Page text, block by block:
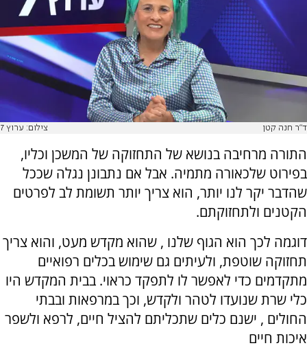
ד"ר חנה קטן צילום: ערוץ 7
התורה מרחיבה בנושא של התחזוקה של המשכן וכליו,
בפירוט שלכאורה מתמיה. אבל אם נתבונן נגלה שככל
שהדבר יקר לנו יותר, הוא צריך יותר תשומת לב לפרטים
הקטנים ולתחזוקתם.
דוגמה לכך הוא הגוף שלנו , שהוא מקדש מעט, והוא צריך
תחזוקה שוטפת, ולעיתים גם שימוש בכלים רפואיים
מתקדמים כדי לאפשר לו לתפקד כראוי. בבית המקדש היו
כלי שרת שנועדו לטהר ולקדש, וכך במרפאות ובבתי
החולים , ישנם כלים שתכליתם להציל חיים, לרפא ולשפר
איכות חיים